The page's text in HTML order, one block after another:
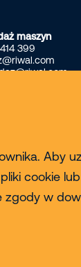
Aby
cookie
zgody w
maszyn
399